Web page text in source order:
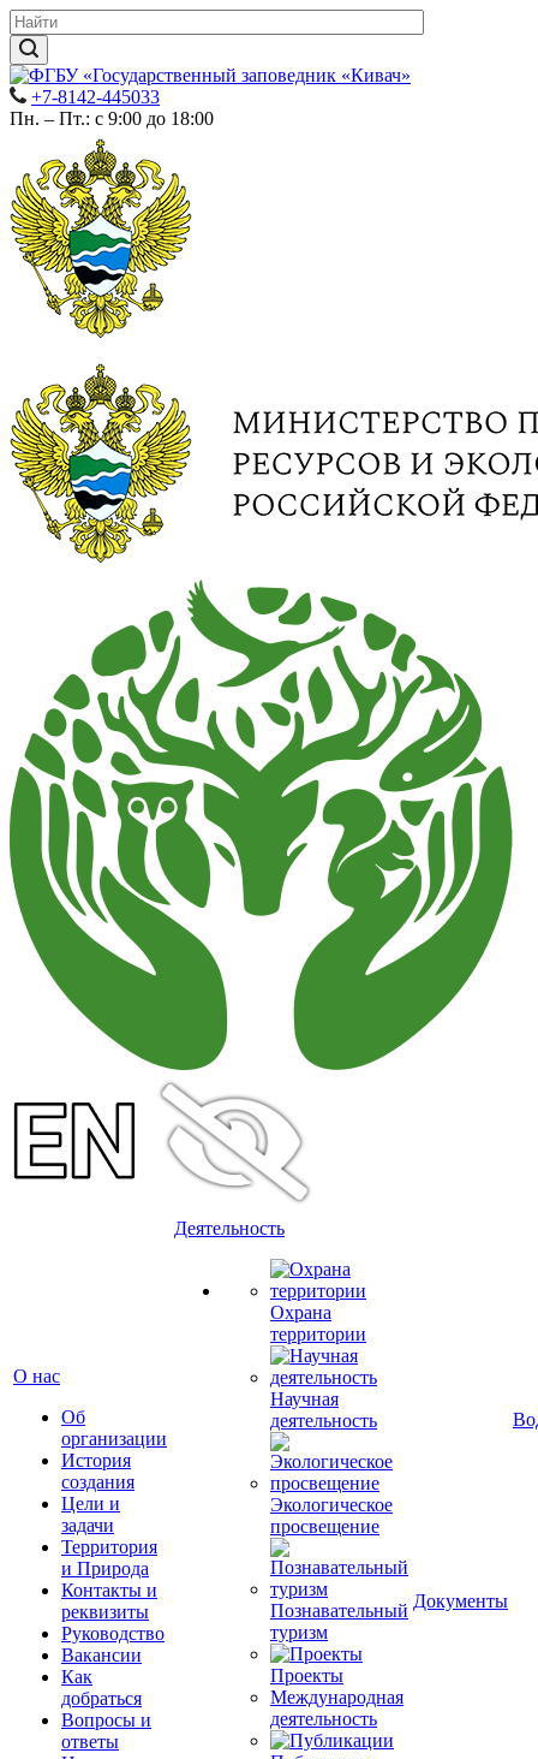
+7-8142-445033
Пн. – Пт.: с 9:00 до 18:00
О нас
Об
организации
История
создания
Цели и
задачи
Территория
и Природа
Контакты и
реквизиты
Руководство
Вакансии
Как
добраться
Вопросы и
ответы
Деятельность
Охрана
территории
Научная
деятельность
Экологическое
просвещение
Познавательный
туризм
Проекты
Международная
деятельность
Документы